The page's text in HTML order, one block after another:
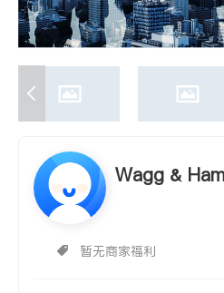
Wagg &
暂无商家福利